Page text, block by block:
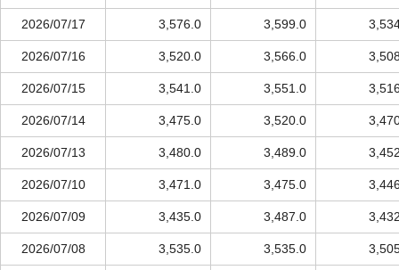
2026/07/17 3,576.0 3,599.0
2026/07/16 3,520.0 3,566.0
2026/07/15 3,541.0 3,551.0
2026/07/14 3,475.0 3,520.0
2026/07/13 3,480.0 3,489.0
2026/07/10 3,471.0 3,475.0
2026/07/09 3,435.0 3,487.0
2026/07/08 3,535.0 3,535.0